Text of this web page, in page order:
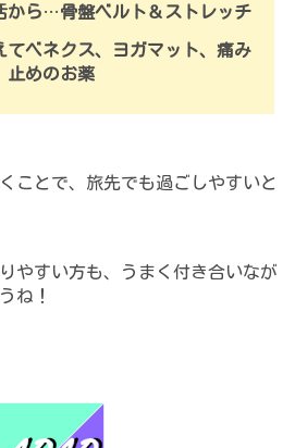
から…骨盤ベルト＆ストレッチ
てベネクス、ヨガマット、痛み
止めのお薬
ことで、旅先でも過ごしやすいと
やすい方も、うまく付き合いなが
ね！